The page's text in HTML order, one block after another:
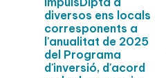
diversos ens locals
corresponents a
l'anualitat de 2025
del Programa
d'inversió, d'acord